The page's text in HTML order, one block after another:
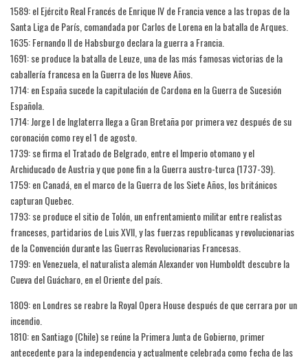
1589: el Ejército Real Francés de Enrique IV de Francia vence a las tropas de la
Santa Liga de París, comandada por Carlos de Lorena en la batalla de Arques.
1635: Fernando II de Habsburgo declara la guerra a Francia.
1691: se produce la batalla de Leuze, una de las más famosas victorias de la
caballería francesa en la Guerra de los Nueve Años.
1714: en España sucede la capitulación de Cardona en la Guerra de Sucesión
Española.
1714: Jorge I de Inglaterra llega a Gran Bretaña por primera vez después de su
coronación como rey el 1 de agosto.
1739: se firma el Tratado de Belgrado, entre el Imperio otomano y el
Archiducado de Austria y que pone fin a la Guerra austro-turca (1737-39).
1759: en Canadá, en el marco de la Guerra de los Siete Años, los británicos
capturan Quebec.
1793: se produce el sitio de Tolón, un enfrentamiento militar entre realistas
franceses, partidarios de Luis XVII, y las fuerzas republicanas y revolucionarias
de la Convención durante las Guerras Revolucionarias Francesas.
1799: en Venezuela, el naturalista alemán Alexander von Humboldt descubre la
Cueva del Guácharo, en el Oriente del país.
1809: en Londres se reabre la Royal Opera House después de que cerrara por un
incendio.
1810: en Santiago (Chile) se reúne la Primera Junta de Gobierno, primer
antecedente para la independencia y actualmente celebrada como fecha de las